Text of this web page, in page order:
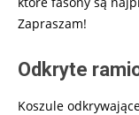
Zapraszam!
Odkryte
Koszule